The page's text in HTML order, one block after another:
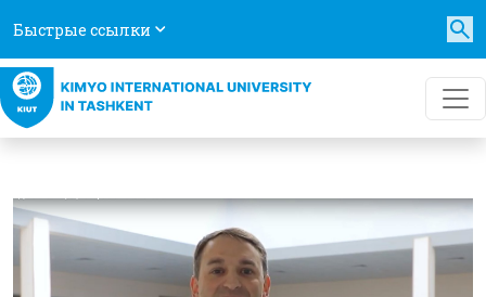
Быстрые ссылки